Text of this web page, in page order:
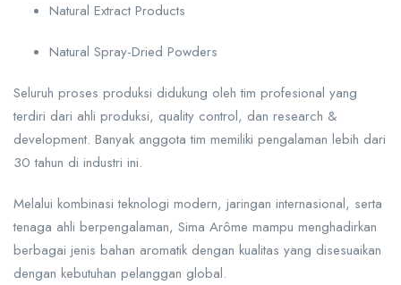
Natural Extract Products
Natural Spray-Dried Powders
Seluruh proses produksi didukung oleh tim profesional yang
terdiri dari ahli produksi, quality control, dan research &
development. Banyak anggota tim memiliki pengalaman lebih dari
30 tahun di industri ini.
Melalui kombinasi teknologi modern, jaringan internasional, serta
tenaga ahli berpengalaman, Sima Arôme mampu menghadirkan
berbagai jenis bahan aromatik dengan kualitas yang disesuaikan
dengan kebutuhan pelanggan global.